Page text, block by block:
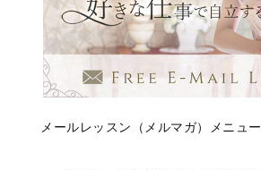
メールレッスン（メルマガ）メニュー